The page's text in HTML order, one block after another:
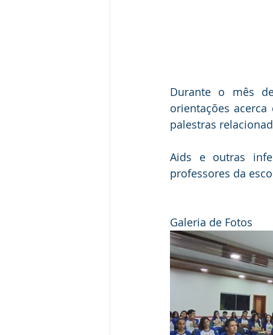
Durante o mês
orientações
palestras
Aids e outras
professores da
Galeria de Fotos